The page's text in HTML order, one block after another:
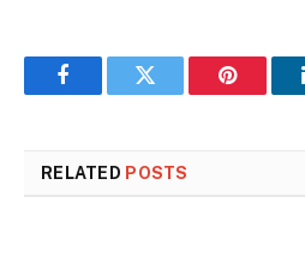
FacebookTwitter Pinterest
RELATED POSTS